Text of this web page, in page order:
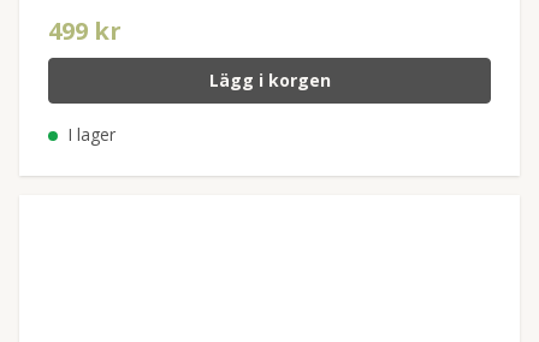
499 kr
Lägg i korgen
I lager